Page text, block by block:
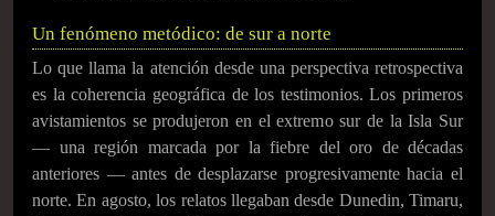
Un fenómeno metódico: de sur a norte
Lo que llama la atención desde una perspectiva retrospectiva
es la coherencia geográfica de los testimonios. Los primeros
avistamientos se produjeron en el extremo sur de la Isla Sur
— una región marcada por la fiebre del oro de décadas
anteriores — antes de desplazarse progresivamente hacia el
norte. En agosto, los relatos llegaban desde Dunedin, Timaru,